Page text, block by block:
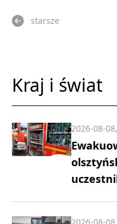
starsze
Kraj i świat
2026-08-